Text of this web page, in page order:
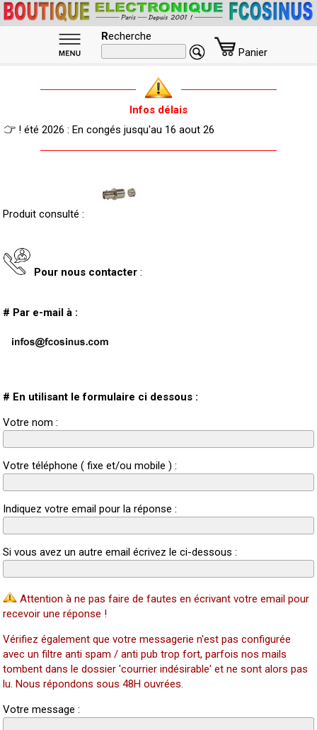
Recherche
Panier
Infos délais
! été 2026 : En congés jusqu'au 16 aout 26
Produit consulté :
Pour nous contacter :
# Par e-mail à :
# En utilisant le formulaire ci dessous :
Votre nom :
Votre téléphone ( fixe et/ou mobile ) :
Indiquez votre email pour la réponse :
Si vous avez un autre email écrivez le ci-dessous :
Attention à ne pas faire de fautes en écrivant votre email pour
recevoir une réponse !
Vérifiez également que votre messagerie n'est pas configurée
avec un filtre anti spam / anti pub trop fort, parfois nos mails
tombent dans le dossier 'courrier indésirable' et ne sont alors pas
lu. Nous répondons sous 48H ouvrées.
Votre message :